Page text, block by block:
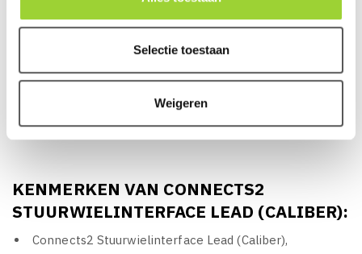
Selectie toestaan
Weigeren
telematicatechnologie, Connects2 kan een complete en
veelzijdige oplossing bieden die specifiek is afgestemd op
het voertuig. Connects2 staat voor kwaliteit, Brits
ontwikkelingscentrum en productiefaciliteit, Wereldwijde
verkoop- en marketingteam en distributie en een
KENMERKEN VAN CONNECTS2
STUURWIELINTERFACE LEAD (CALIBER):
Connects2 Stuurwielinterface Lead (Caliber),